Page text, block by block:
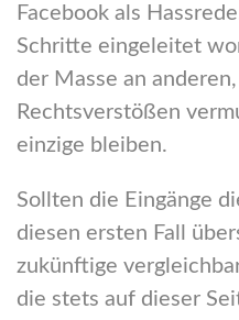
Facebook als
Schritte eingeleitet
der Masse an
Rechtsverstößen
einzige bleiben.
Sollten die Eingänge
diesen ersten Fall
zukünftige
die stets auf dieser